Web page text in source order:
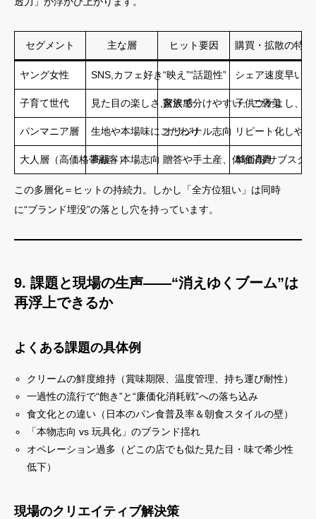
セグメント 主な層 ヒット要因 購買・拡散の特性
ヤング女性 SNS,カフェ好き“映え”“話題性” シェア速度早い
子育て世代 見た目の楽しさ,贅沢感家族で分けやすい、ご褒美
子供ウケよし、
パンマニア層 生地や本場味にこだわり
オリジナル志向 リピート化しや
大人層（高価格帯顧客）
高級・本場志向 贈答や手土産、体験消費単価高/サブスク
この多層化＝ヒットの持続力。しかし「全方位狙い」は同時
に“ブランド埋没”の落とし穴を持っています。
9. 課題と現場の生声――“消えゆくブーム”は
再浮上できるか
よくある課題の具体例
クリームの鮮度維持（賞味期限、温度管理、持ち運び耐性）
一過性の流行で“飽き”と“廉価化消耗戦”への落ち込み
食文化との違い（日本のパン食普及率＆朝食スタイルの壁）
「本物志向 vs 玩具化」のブランド揺れ
オペレーション過多（どこの店でも似た見た目・味で希少性
低下）
現場のクリエイティブ解決策